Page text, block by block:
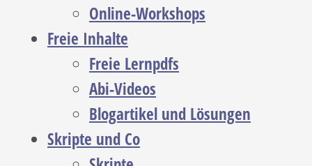
Online-Workshops
Freie Inhalte
Freie Lernpdfs
Abi-Videos
Blogartikel und Lösungen
Skripte und Co